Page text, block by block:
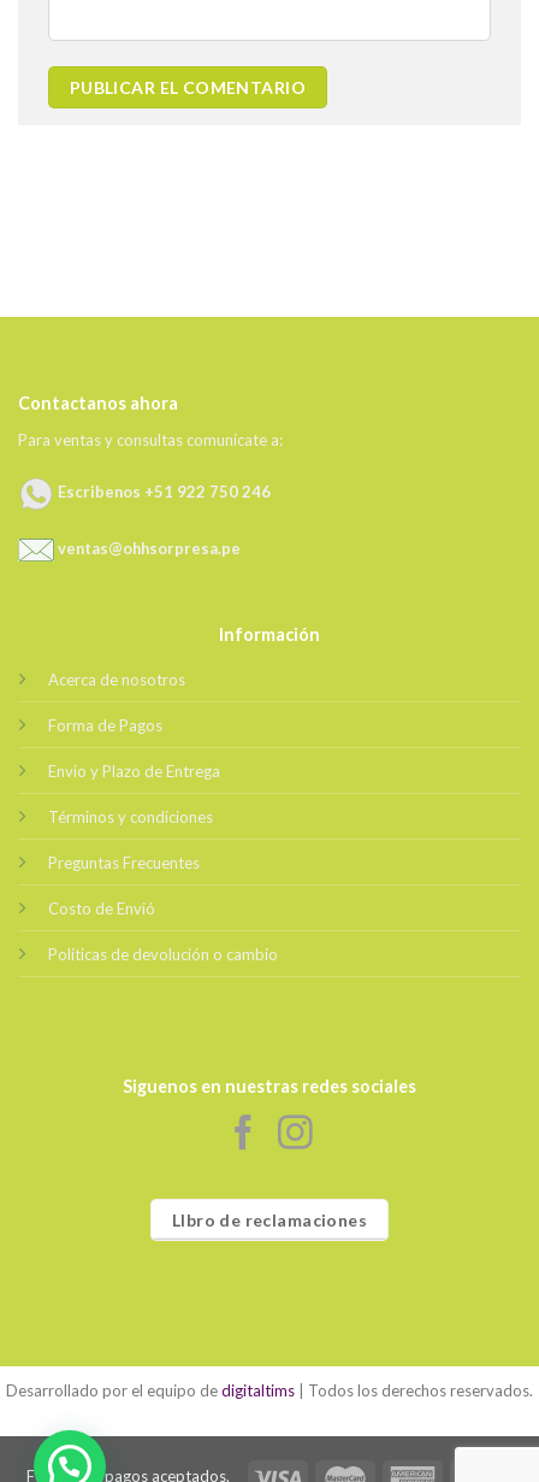
Contactanos ahora
Para ventas y consultas comunícate a:
Escribenos +51 922 750 246
ventas@ohhsorpresa.pe
Información
Acerca de nosotros
Forma de Pagos
Envio y Plazo de Entrega
Términos y condiciones
Preguntas Frecuentes
Costo de Envió
Políticas de devolución o cambio
Siguenos en nuestras redes sociales
LIbro de reclamaciones
Desarrollado por el equipo dedigitaltims | Todos los derechos reservados.
Formas de pagos aceptados.